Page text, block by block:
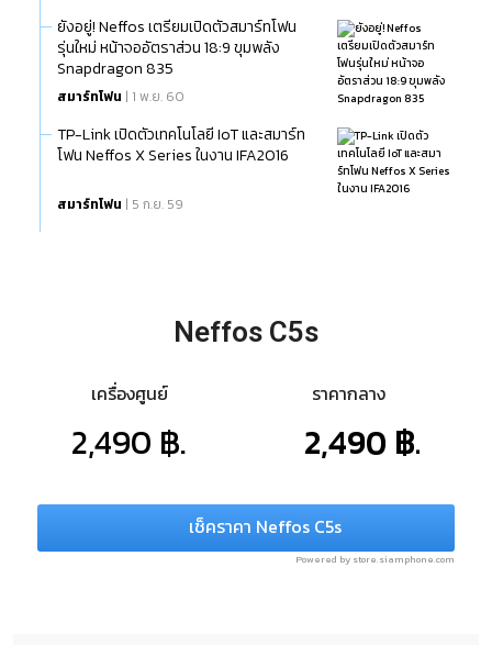
ยังอยู่! Neffos เตรียมเปิดตัวสมาร์ทโฟน
รุ่นใหม่ หน้าจออัตราส่วน 18:9 ขุมพลัง
Snapdragon 835
สมาร์ทโฟน | 1 พ.ย. 60
TP-Link เปิดตัวเทคโนโลยี IoT และสมาร์ท
โฟน Neffos X Series ในงาน IFA2016
สมาร์ทโฟน | 5 ก.ย. 59
Neffos C5s
เครื่องศูนย์
2,490 ฿.
ราคากลาง
2,490 ฿.
เช็คราคา Neffos C5s
Powered by store.siamphone.com